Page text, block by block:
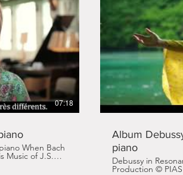
07:18
Bach
Music of J.S.
Album
piano
Debussy in
Production ©